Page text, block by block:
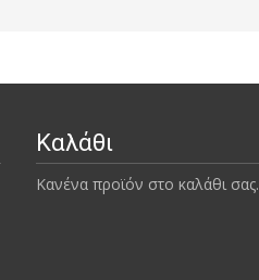
Καλάθι
Κανένα προϊόν στο καλάθι σας.